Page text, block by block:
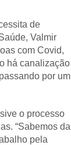
de
Valmir
com Covid,
há canalização
por um
o processo
“Sabemos da
pela